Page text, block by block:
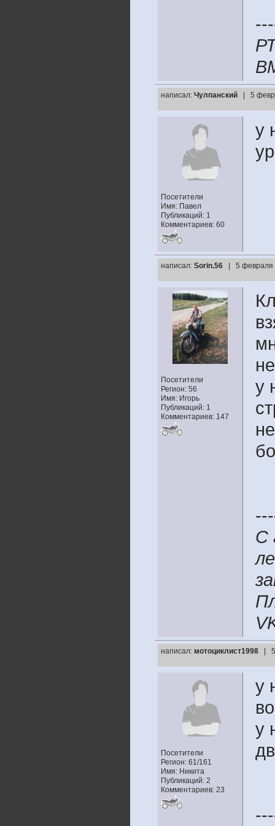
написал: Чулпанский | 5
Посетители
Имя: Павел
Публикаций: 1
Комментариев: 60
у
написал: Sorin.56 | 5
Посетители
Регион: 56
Имя: Игорь
Публикаций: 1
Комментариев: 147
у
С
написал: мотоциклист1998 |
Посетители
Регион: 61/161
Имя: Никита
Публикаций: 2
Комментариев: 23
у
у